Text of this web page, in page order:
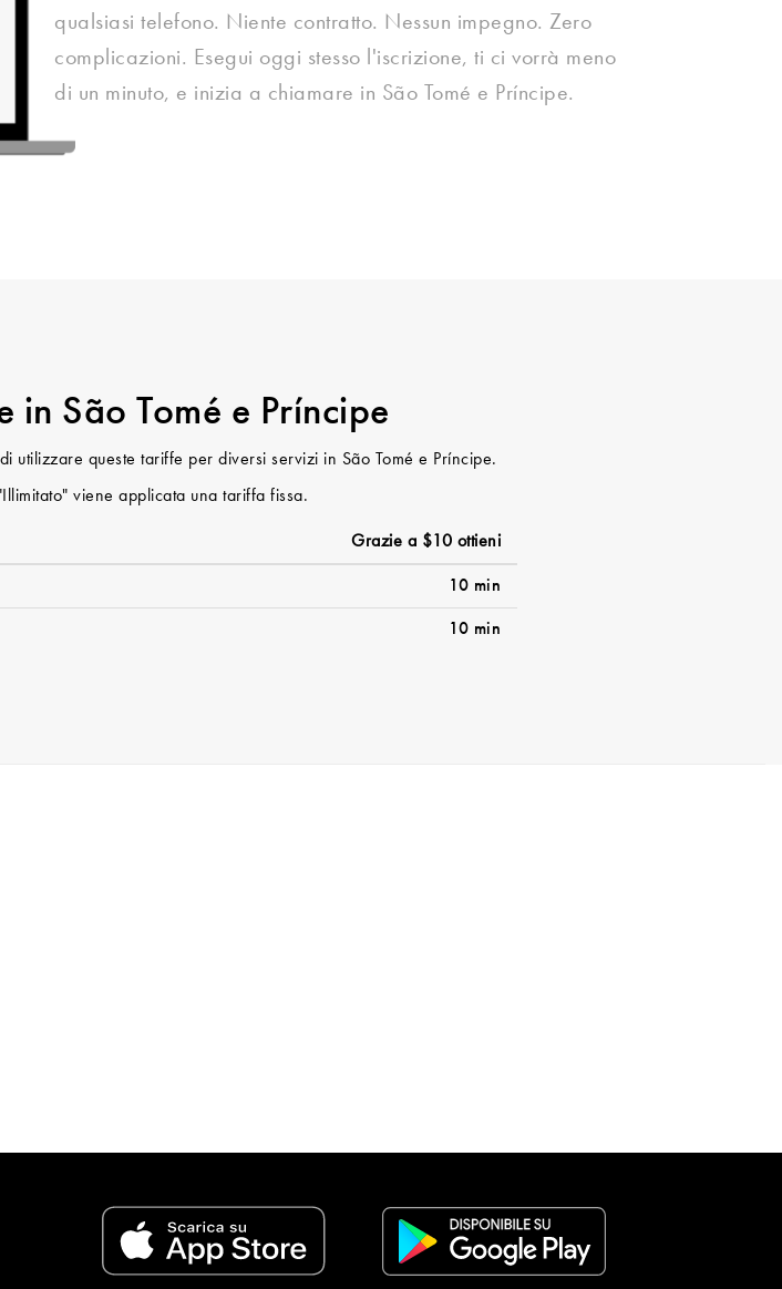
qualsiasi telefono. Niente contratto. Nessun impegno. Zero
complicazioni. Esegui oggi stesso l'iscrizione, ti ci vorrà meno
di un minuto, e inizia a chiamare in São Tomé e Príncipe.
in São Tomé e Príncipe
utilizzare queste tariffe per diversi servizi in São Tomé e Príncipe.
viene applicata una tariffa fissa.
Grazie a $10 ottieni
10 min
10 min